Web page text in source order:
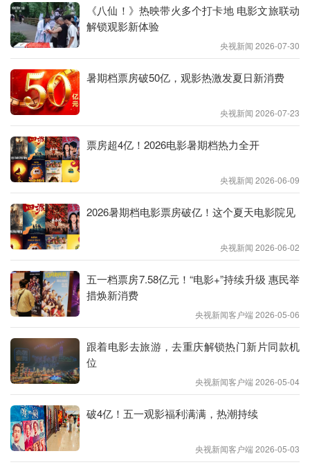
《八仙！》热映带火多个打卡地 电影文旅联动
解锁观影新体验
央视新闻 2026-07-30
暑期档票房破50亿，观影热激发夏日新消费
央视新闻 2026-07-23
票房超4亿！2026电影暑期档热力全开
央视新闻 2026-06-09
2026暑期档电影票房破亿！这个夏天电影院见
央视新闻 2026-06-02
五一档票房7.58亿元！“电影+”持续升级 惠民举
措焕新消费
央视新闻客户端 2026-05-06
跟着电影去旅游，去重庆解锁热门新片同款机
位
央视新闻客户端 2026-05-04
破4亿！五一观影福利满满，热潮持续
央视新闻客户端 2026-05-03